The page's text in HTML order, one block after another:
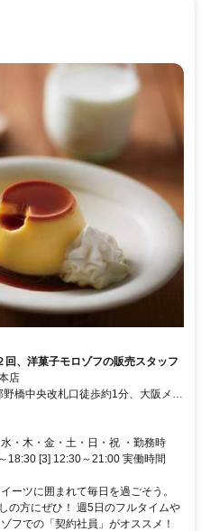
、洋菓子モロゾフの販売スタッフ
店
橋中央改札口徒歩約1分、大阪メト
大阪メトロ御堂筋線 天王寺9番口
・木・金・土・日・祝 ・勤務時
18:30 [3] 12:30～21:00 実働時間
ーツに囲まれて毎日を過ごそう。
の方にぜひ！ 週5日のフルタイムや
フでの「契約社員」がオススメ！